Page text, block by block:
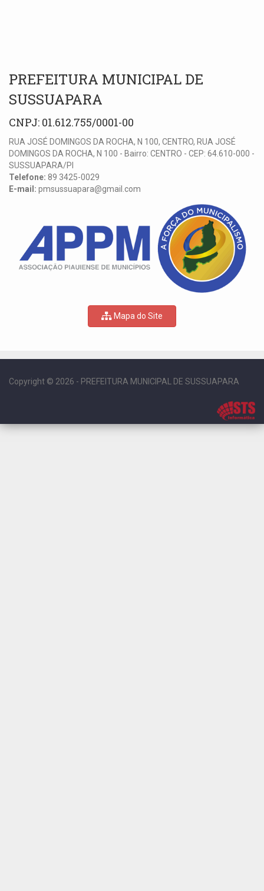
PREFEITURA MUNICIPAL DE
SUSSUAPARA
CNPJ: 01.612.755/0001-00
RUA JOSÉ DOMINGOS DA ROCHA, N 100, CENTRO, RUA JOSÉ
DOMINGOS DA ROCHA, N 100 - Bairro: CENTRO - CEP: 64.610-000 -
SUSSUAPARA/PI
Telefone: 89 3425-0029
E-mail: pmsussuapara@gmail.com
Mapa do Site
Copyright © 2026 - PREFEITURA MUNICIPAL DE SUSSUAPARA